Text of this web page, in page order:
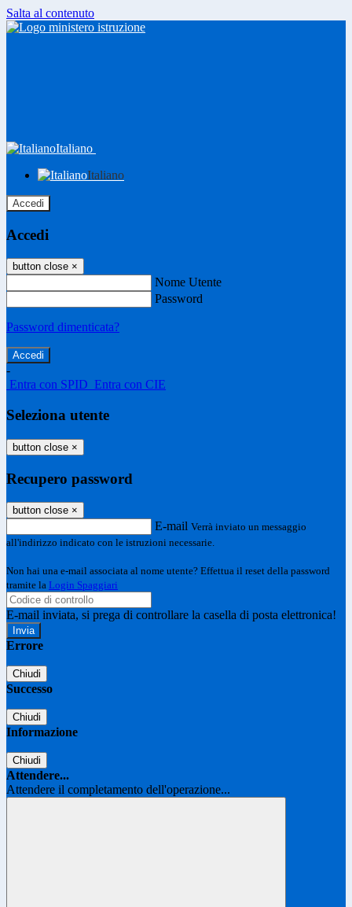
Salta al contenuto
Italiano
Italiano
Accedi
Accedi
button close ×
Nome Utente
Password
Password dimenticata?
-
Entra con SPID Entra con CIE
Seleziona utente
button close ×
Recupero password
button close ×
E-mail Verrà inviato un messaggio
all'indirizzo indicato con le istruzioni necessarie.
Non hai una e-mail associata al nome utente? Effettua il reset della password
tramite la Login Spaggiari
E-mail inviata, si prega di controllare la casella di posta elettronica!
Errore
Chiudi
Successo
Chiudi
Informazione
Chiudi
Attendere...
Attendere il completamento dell'operazione...